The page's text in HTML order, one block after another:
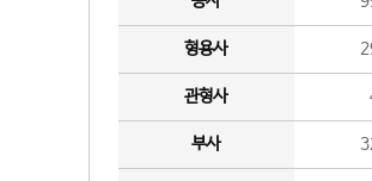
형용사
관형사
부사